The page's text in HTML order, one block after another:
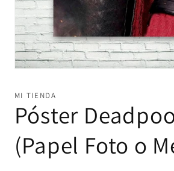
1
en
una
ventana
modal
MI TIENDA
Póster
(Papel Foto o